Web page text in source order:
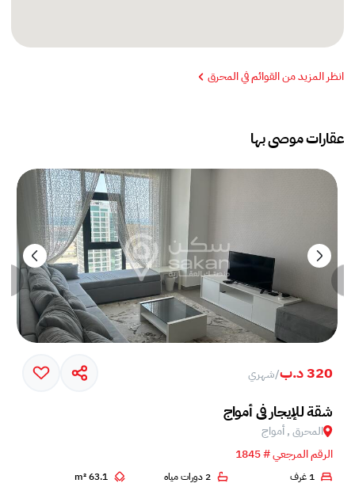
انظر المزيد من القوائم في المحرق
عقارات موصى بها
في جزيرة أمواج
320 د.ب /شهري
شقة للإيجار في أمواج
المحرق , أمواج
الرقم المرجعي # 1845
1 غرف 2 دورات مياه 63.1 m²